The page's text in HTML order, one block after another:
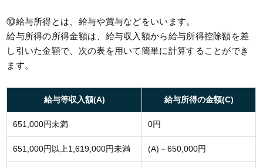
⑩給与所得とは、給与や賞与などをいいます。
給与所得の所得金額は、給与収入額から給与所得控除額を差
し引いた金額で、次の表を用いて簡単に計算することができ
ます。
給与等収入額(A) 給与所得の金額(C)
651,000円未満 0円
651,000円以上1,619,000円未満 (A)－650,000円